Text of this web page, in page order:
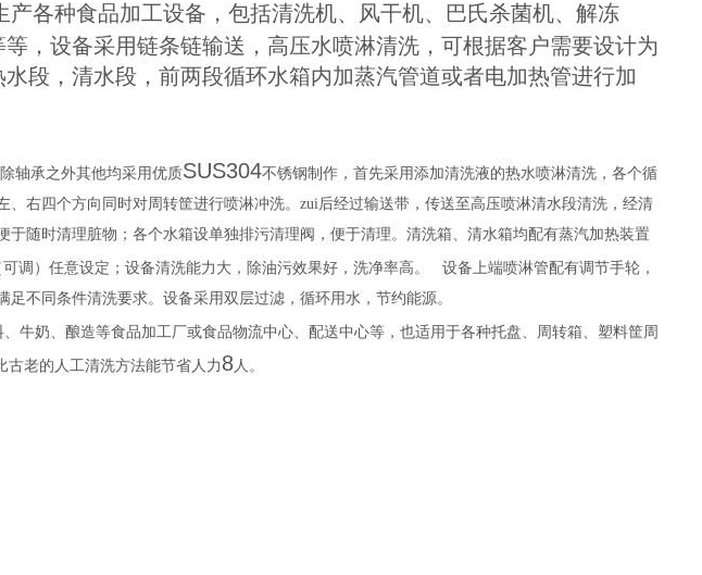
产各种食品加工设备，包括清洗机、风干机、巴氏杀菌机、解冻
，设备采用链条链输送，高压水喷淋清洗，可根据客户需要设计为
段，清水段，前两段循环水箱内加蒸汽管道或者电加热管进行加
轴承之外其他均采用优质SUS304不锈钢制作，首先采用添加清洗液的热水喷淋清洗，各个循
右四个方向同时对周转筐进行喷淋冲洗。zui后经过输送带，传送至高压喷淋清水段清洗，经清
随时清理脏物；各个水箱设单独排污清理阀，便于清理。清洗箱、清水箱均配有蒸汽加热装置
调）任意设定；设备清洗能力大，除油污效果好，洗净率高。
设备上端喷淋管配有调节手轮，
不同条件清洗要求。设备采用双层过滤，循环用水，节约能源。
牛奶、酿造等食品加工厂或食品物流中心、配送中心等，也适用于各种托盘、周转箱、塑料筐周
古老的人工清洗方法能节省人力8人。